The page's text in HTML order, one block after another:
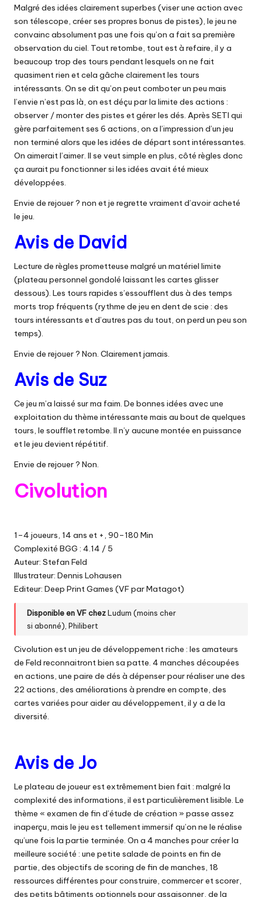
Malgré des idées clairement superbes (viser une action avec
son télescope, créer ses propres bonus de pistes), le jeu ne
convainc absolument pas une fois qu’on a fait sa première
observation du ciel. Tout retombe, tout est à refaire, il y a
beaucoup trop des tours pendant lesquels on ne fait
quasiment rien et cela gâche clairement les tours
intéressants. On se dit qu’on peut comboter un peu mais
l’envie n’est pas là, on est déçu par la limite des actions :
observer / monter des pistes et gérer les dés. Après SETI qui
gère parfaitement ses 6 actions, on a l’impression d’un jeu
non terminé alors que les idées de départ sont intéressantes.
On aimerait l’aimer. Il se veut simple en plus, côté règles donc
ça aurait pu fonctionner si les idées avait été mieux
développées.
Envie de rejouer ? non et je regrette vraiment d’avoir acheté
le jeu.
Avis de David
Lecture de règles prometteuse malgré un matériel limite
(plateau personnel gondolé laissant les cartes glisser
dessous). Les tours rapides s’essoufflent dus à des temps
morts trop fréquents (rythme de jeu en dent de scie : des
tours intéressants et d’autres pas du tout, on perd un peu son
temps).
Envie de rejouer ? Non. Clairement jamais.
Avis de Suz
Ce jeu m’a laissé sur ma faim. De bonnes idées avec une
exploitation du thème intéressante mais au bout de quelques
tours, le soufflet retombe. Il n’y aucune montée en puissance
et le jeu devient répétitif.
Envie de rejouer ? Non.
Civolution
1–4 joueurs, 14 ans et +, 90–180 Min
Complexité BGG : 4.14 / 5
Auteur: Stefan Feld
Illustrateur: Dennis Lohausen
Editeur: Deep Print Games (VF par Matagot)
Disponible en VF chez Ludum(moins cher
siabonné) ,Philibert
Civolution est un jeu de développement riche : les amateurs
de Feld reconnaitront bien sa patte. 4 manches découpées
en actions, une paire de dés à dépenser pour réaliser une des
22 actions, des améliorations à prendre en compte, des
cartes variées pour aider au développement, il y a de la
diversité.
Avis de Jo
Le plateau de joueur est extrêmement bien fait : malgré la
complexité des informations, il est particulièrement lisible. Le
thème « examen de fin d’étude de création » passe assez
inaperçu, mais le jeu est tellement immersif qu’on ne le réalise
qu’une fois la partie terminée. On a 4 manches pour créer la
meilleure société : une petite salade de points en fin de
partie, des objectifs de scoring de fin de manches, 18
ressources différentes pour construire, commercer et scorer,
des petits bâtiments optionnels pour assaisonner, de la